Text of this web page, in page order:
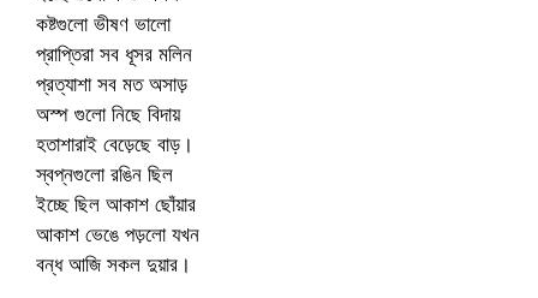
কষ্টগুলো ভীষণ ভালো
প্রাপ্তিরা সব ধূসর মলিন
প্রত্যাশা সব মত অসাড়
অস্প গুলো নিছে বিদায়
হতাশারাই বেড়েছে বাড়।
স্বপ্নগুলো রঙিন ছিল
ইচ্ছে ছিল আকাশ ছোঁয়ার
আকাশ ভেঙে পড়লো যখন
বন্ধ আজি সকল দুয়ার।